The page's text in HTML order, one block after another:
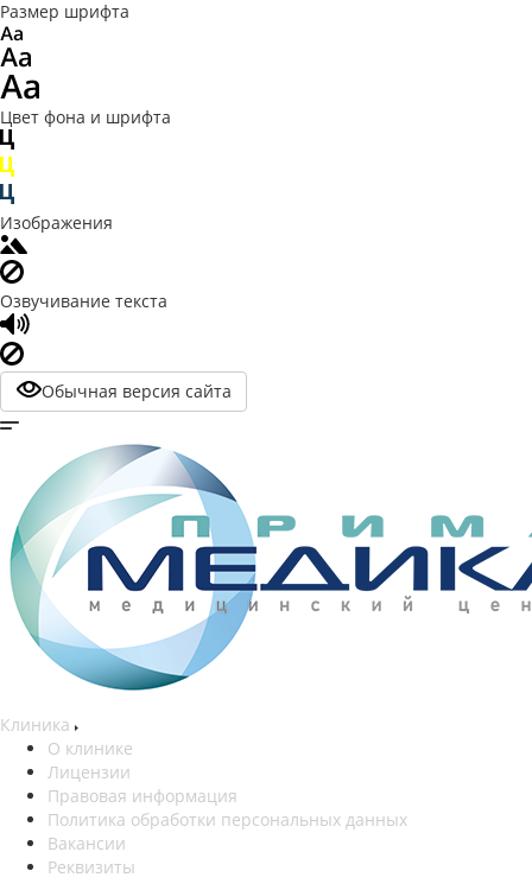
Размер шрифта
Цвет фона и шрифта
Изображения
Озвучивание текста
Обычная версия сайта
Клиника
О клинике
Лицензии
Правовая информация
Политика обработки персональных данных
Вакансии
Реквизиты